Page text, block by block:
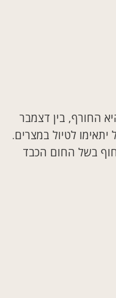
החורף, בין דצמבר
לטיול במצרים.
בשל החום הכבד